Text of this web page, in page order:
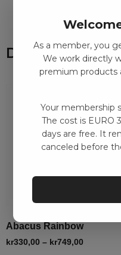
Du kanske
Abacus Rainbow
kr330,00 – kr749,00
As a member, you
We work directly
premium products
Your membership
The cost is EURO
days are free. It
canceled before